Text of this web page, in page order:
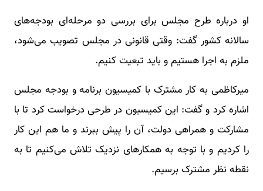
او درباره طرح مجلس برای بررسی دو مرحله‌ای بودجه‌های
سالانه کشور گفت: وقتی قانونی در مجلس تصویب می‌شود،
ملزم به اجرا هستیم و باید تبعیت کنیم.
میرکاظمی به کار مشترک با کمیسیون برنامه و بودجه مجلس
اشاره کرد و گفت: این کمیسیون در طرحی درخواست کرد تا با
مشارکت و همراهی دولت، آن را پیش ببرند و ما هم این کار
را کردیم و با توجه به همکارهای نزدیک تلاش می‌کنیم تا به
نقطه نظر مشترک برسیم.